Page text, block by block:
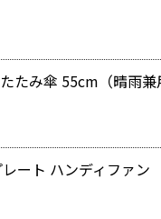
たみ傘 55cm（晴雨兼
ート ハンディファン